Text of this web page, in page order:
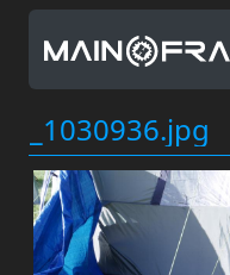
_1030936.jpg